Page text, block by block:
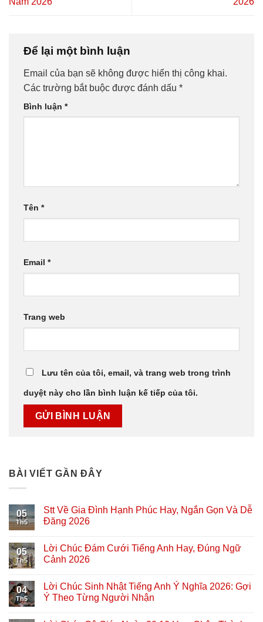
Để lại một bình luận
Email của bạn sẽ không được hiển thị công khai.
Các trường bắt buộc được đánh dấu *
Bình luận *
Tên *
Email *
Trang web
Lưu tên của tôi, email, và trang web trong trình
duyệt này cho lần bình luận kế tiếp của tôi.
BÀI VIẾT GẦN ĐÂY
05
Th5
Stt Về Gia Đình Hạnh Phúc Hay, Ngắn Gọn Và Dễ
Đăng 2026
05
Th5
Lời Chúc Đám Cưới Tiếng Anh Hay, Đúng Ngữ
Cảnh 2026
04
Th5
Lời Chúc Sinh Nhật Tiếng Anh Ý Nghĩa 2026: Gợi
Ý Theo Từng Người Nhận